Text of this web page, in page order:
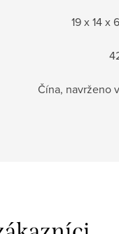
19 x 14 x
Čína, navrženo